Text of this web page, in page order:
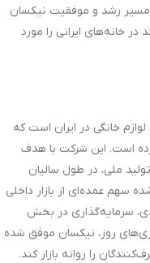
مسیر رشد و موفقیت نیکسان
خانه‌های ایرانی را مورد
خانگی در ایران است که
خود را از دهه ۷۰ آغاز کرده است. این شرکت با هدف
ملی، در طول سالیان
سهم عمده‌ای از بازار داخلی
سرمایه‌گذاری در بخش
روز، نیکسان موفق شده
را روانه بازار کند.